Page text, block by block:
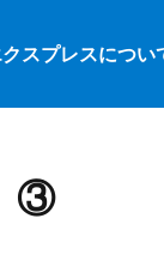
スプレスについ
③